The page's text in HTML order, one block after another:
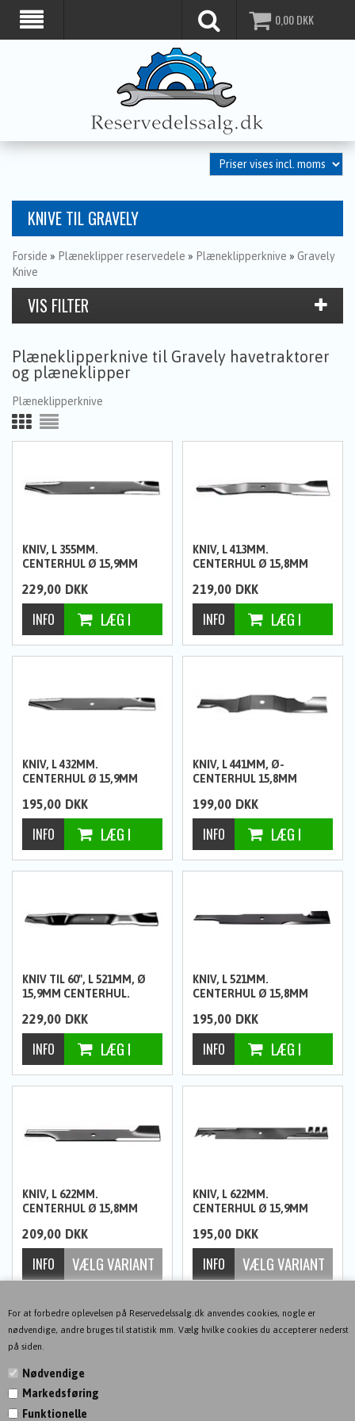
For at forbedre oplevelsen på Reservedelssalg.dk anvendes cookies, nogle er
nødvendige, andre bruges til statistik mm. Vælg hvilke cookies du accepterer nederst
på siden.
Nødvendige
Markedsføring
Funktionelle
0,00DKK
KNIVE TIL GRAVELY
Forside » Plæneklipper reservedele » Plæneklipperknive » Gravely
Knive
Plæneklipperknive til Gravely havetraktorer
og plæneklipper
Plæneklipperknive
KNIV, L 355MM.
CENTERHUL Ø 15,9MM
229,00 DKK
KNIV, L 413MM.
CENTERHUL Ø 15,8MM
219,00 DKK
KNIV, L 432MM.
CENTERHUL Ø 15,9MM
195,00 DKK
KNIV, L 441MM, Ø-
CENTERHUL 15,8MM
199,00 DKK
KNIV TIL 60", L 521MM, Ø
15,9MM CENTERHUL.
229,00 DKK
KNIV, L 521MM.
CENTERHUL Ø 15,8MM
195,00 DKK
KNIV, L 622MM.
CENTERHUL Ø 15,8MM
209,00 DKK
KNIV, L 622MM.
CENTERHUL Ø 15,9MM
195,00 DKK